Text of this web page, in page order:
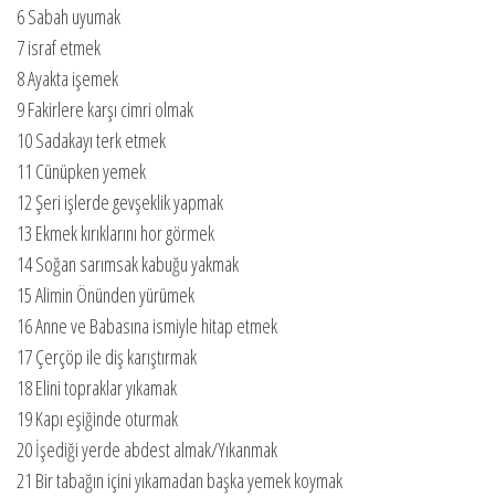
6 Sabah uyumak
7 israf etmek
8 Ayakta işemek
9 Fakirlere karşı cimri olmak
10 Sadakayı terk etmek
11 Cünüpken yemek
12 Şeri işlerde gevşeklik yapmak
13 Ekmek kırıklarını hor görmek
14 Soğan sarımsak kabuğu yakmak
15 Alimin Önünden yürümek
16 Anne ve Babasına ismiyle hitap etmek
17 Çerçöp ile diş karıştırmak
18 Elini topraklar yıkamak
19 Kapı eşiğinde oturmak
20 İşediği yerde abdest almak/Yıkanmak
21 Bir tabağın içini yıkamadan başka yemek koymak